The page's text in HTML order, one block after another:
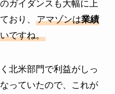
ガイダンスも大幅に上
おり、 アマゾンは業績
ですね。
北米部門で利益がしっ
っていたので、これが